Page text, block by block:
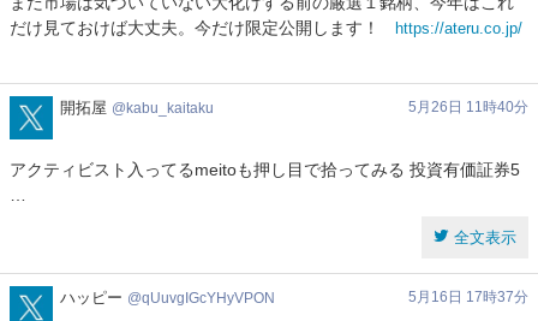
投
資
だけ見ておけば大丈夫。今だけ限定公開します！
https://ateru.co.jp/
kabu_kaitaku
開拓屋 kabu_kaitaku 5月26日 11時40分
アクティビスト入ってるmeitoも押し目で拾ってみる 投資有価証券5
全文表示
qUuvgIGcYHyVPON
ハッピー qUuvgIGcYHyVPON 5月16日 17時37分